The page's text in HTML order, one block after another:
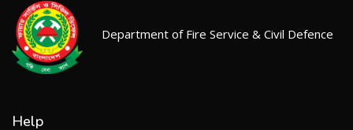
Department of Fire Service & Civil Defence
Help